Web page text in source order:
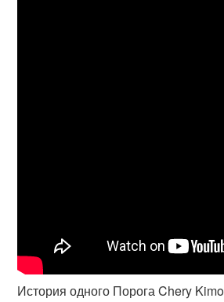
История одного Порога Chery